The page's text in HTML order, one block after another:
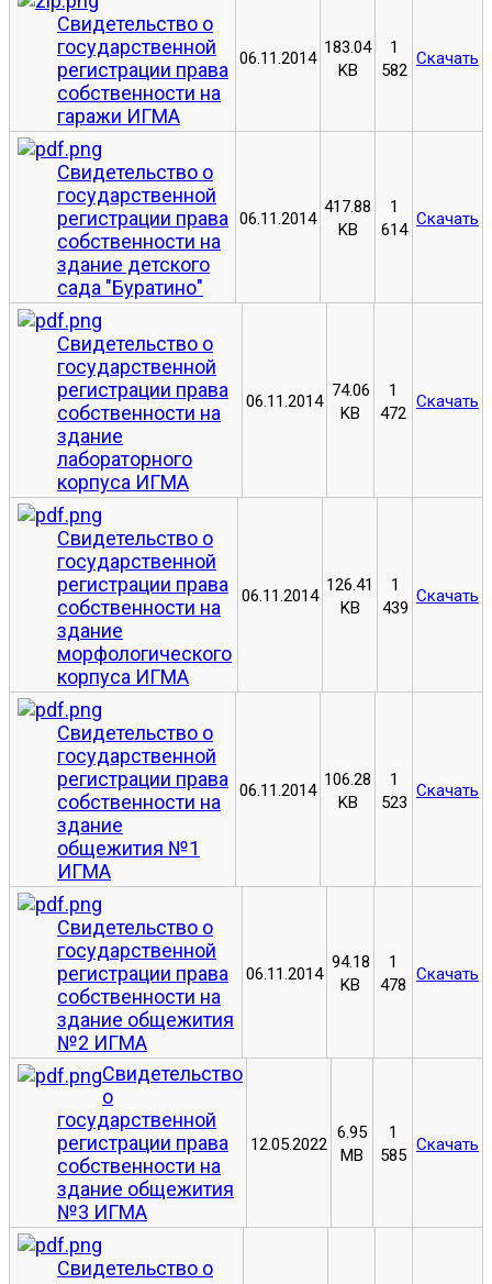
Свидетельство о
государственной
регистрации права
собственности на
гаражи ИГМА
06.11.2014
183.04
KB
1
582
Скачать
Свидетельство о
государственной
регистрации права
собственности на
здание детского
сада "Буратино"
06.11.2014
417.88
KB
1
614
Скачать
Свидетельство о
государственной
регистрации права
собственности на
здание
лабораторного
корпуса ИГМА
06.11.2014
74.06
KB
1
472
Скачать
Свидетельство о
государственной
регистрации права
собственности на
здание
морфологического
корпуса ИГМА
06.11.2014
126.41
KB
1
439
Скачать
Свидетельство о
государственной
регистрации права
собственности на
здание
общежития №1
ИГМА
06.11.2014
106.28
KB
1
523
Скачать
Свидетельство о
государственной
регистрации права
собственности на
здание общежития
№2 ИГМА
06.11.2014
94.18
KB
1
478
Скачать
Свидетельство
о
государственной
регистрации права
собственности на
здание общежития
№3 ИГМА
12.05.2022
6.95
MB
1
585
Скачать
Свидетельство о